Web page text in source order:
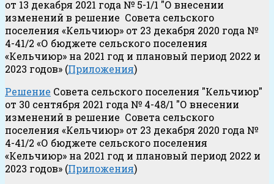
от 13 декабря 2021 года № 5-1/1 "О внесении
изменений в решение Совета сельского
поселения «Кельчиюр» от 23 декабря 2020 года №
4-41/2 «О бюджете сельского поселения
«Кельчиюр» на 2021 год и плановый период 2022 и
2023 годов» (Приложения)
Решение Совета сельского поселения "Кельчиюр"
от 30 сентября 2021 года № 4-48/1 "О внесении
изменений в решение Совета сельского
поселения «Кельчиюр» от 23 декабря 2020 года №
4-41/2 «О бюджете сельского поселения
«Кельчиюр» на 2021 год и плановый период 2022 и
2023 годов» (Приложения)